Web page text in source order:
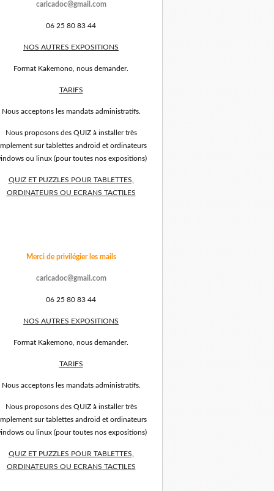
caricadoc@gmail.com
06 25 80 83 44
NOS AUTRES EXPOSITIONS
Format Kakemono, nous demander.
TARIFS
Nous acceptons les mandats administratifs.
Nous proposons des QUIZ à installer très
sur tablettes android et ordinateurs
ou linux (pour toutes nos expositions)
QUIZ ET PUZZLES POUR TABLETTES,
ORDINATEURS OU ECRANS TACTILES
Merci de privilégier les mails
caricadoc@gmail.com
06 25 80 83 44
NOS AUTRES EXPOSITIONS
Format Kakemono, nous demander.
TARIFS
Nous acceptons les mandats administratifs.
Nous proposons des QUIZ à installer très
sur tablettes android et ordinateurs
ou linux (pour toutes nos expositions)
QUIZ ET PUZZLES POUR TABLETTES,
ORDINATEURS OU ECRANS TACTILES